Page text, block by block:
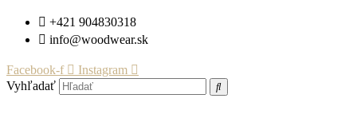
Preskočiť+421 904830318
info@woodwear.sk
Facebook-f
Instagram
Vyhľadať